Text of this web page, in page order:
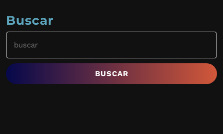
Buscar
Buscar: